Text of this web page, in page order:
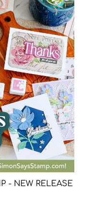
- NEW RELEASE